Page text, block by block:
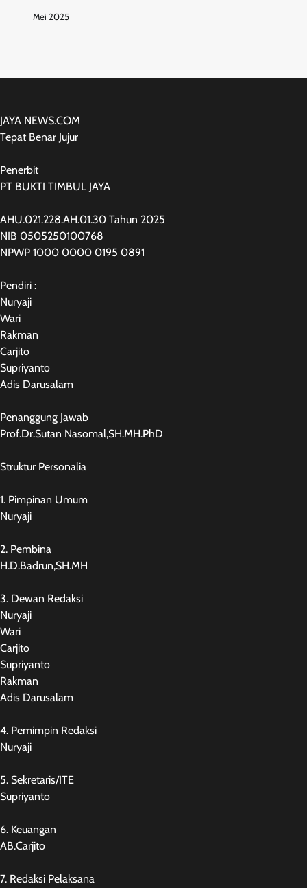
Mei 2025
JAYA NEWS.COM
Tepat Benar Jujur
Penerbit
PT BUKTI TIMBUL JAYA
AHU.021.228.AH.01.30 Tahun 2025
NIB 0505250100768
NPWP 1000 0000 0195 0891
Pendiri :
Nuryaji
Wari
Rakman
Carjito
Supriyanto
Adis Darusalam
Penanggung Jawab
Prof.Dr.Sutan Nasomal,SH.MH.PhD
Struktur Personalia
1. Pimpinan Umum
Nuryaji
2. Pembina
H.D.Badrun,SH.MH
3. Dewan Redaksi
Nuryaji
Wari
Carjito
Supriyanto
Rakman
Adis Darusalam
4. Pemimpin Redaksi
Nuryaji
5. Sekretaris/ITE
Supriyanto
6. Keuangan
AB.Carjito
7. Redaksi Pelaksana